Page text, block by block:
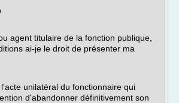
agent titulaire de la fonction publique,
ai-je le droit de présenter ma
unilatéral du fonctionnaire qui
d'abandonner définitivement son